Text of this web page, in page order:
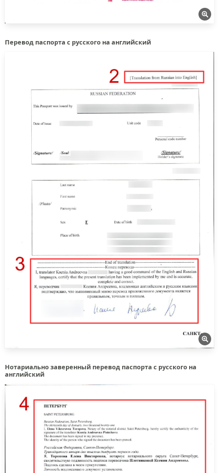
Перевод паспорта с русского на английский
Нотариально заверенный перевод паспорта с русского на
английский